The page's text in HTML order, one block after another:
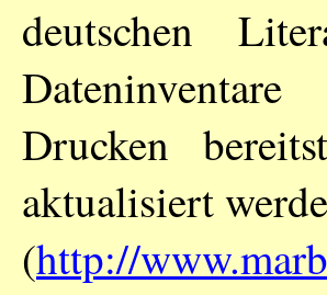
deutschen
Drucken
aktualisiert
(http://